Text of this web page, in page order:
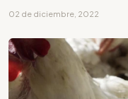
02 de diciembre, 2022